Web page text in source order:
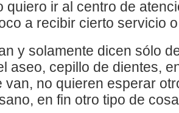
quiero ir al centro de
a recibir cierto servicio
y solamente dicen sólo
aseo, cepillo de dientes,
van, no quieren esperar
en fin otro tipo de